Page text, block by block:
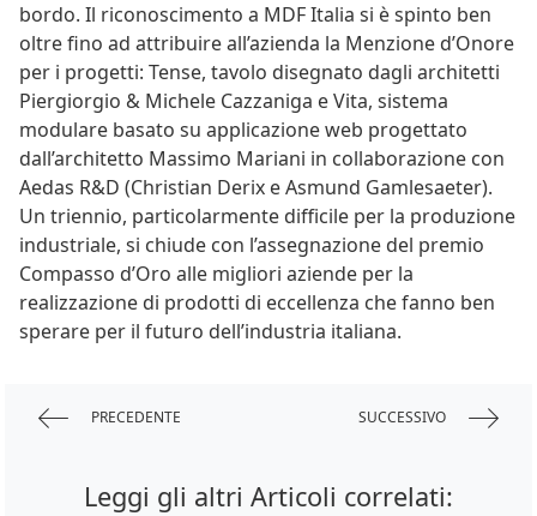
bordo. Il riconoscimento a MDF Italia si è spinto ben
oltre fino ad attribuire all’azienda la Menzione d’Onore
per i progetti: Tense, tavolo disegnato dagli architetti
Piergiorgio & Michele Cazzaniga e Vita, sistema
modulare basato su applicazione web progettato
dall’architetto Massimo Mariani in collaborazione con
Aedas R&D (Christian Derix e Asmund Gamlesaeter).
Un triennio, particolarmente difficile per la produzione
industriale, si chiude con l’assegnazione del premio
Compasso d’Oro alle migliori aziende per la
realizzazione di prodotti di eccellenza che fanno ben
sperare per il futuro dell’industria italiana.
PRECEDENTE SUCCESSIVO
Leggi gli altri Articoli correlati: